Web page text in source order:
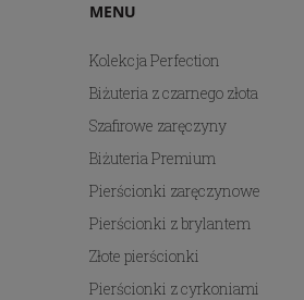
MENU
Kolekcja Perfection
Biżuteria z czarnego złota
Szafirowe zaręczyny
Biżuteria Premium
Pierścionki zaręczynowe
Pierścionki z brylantem
Złote pierścionki
Pierścionki z cyrkoniami